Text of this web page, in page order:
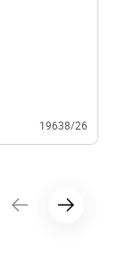
19638/26